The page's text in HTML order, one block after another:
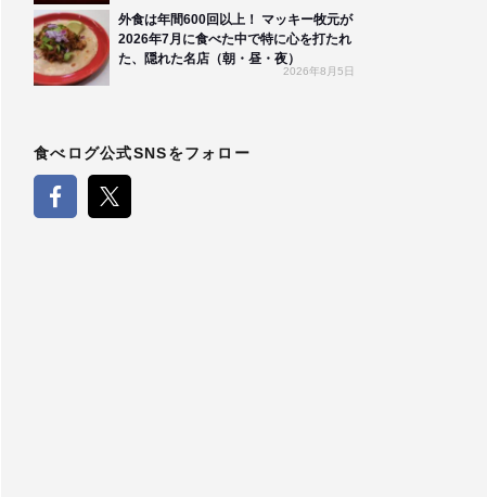
外食は年間600回以上！ マッキー牧元が
2026年7月に食べた中で特に心を打たれ
た、隠れた名店（朝・昼・夜）
2026年8月5日
食べログ公式SNSをフォロー